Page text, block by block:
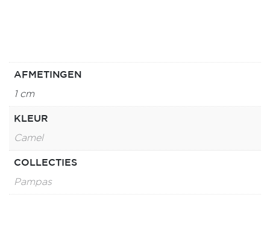
AFMETINGEN
1 cm
KLEUR
Camel
COLLECTIES
Pampas